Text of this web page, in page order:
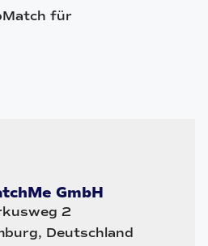
für
GmbH
2
Deutschland